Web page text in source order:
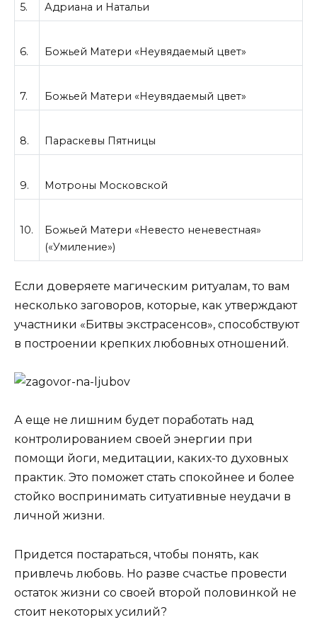
5. Адриана и Натальи
6. Божьей Матери «Неувядаемый цвет»
7. Божьей Матери «Неувядаемый цвет»
8. Параскевы Пятницы
9. Мотроны Московской
10.
Божьей Матери «Невесто неневестная»
(«Умиление»)
Если доверяете магическим ритуалам, то вам
несколько заговоров, которые, как утверждают
участники «Битвы экстрасенсов», способствуют
в построении крепких любовных отношений.
А еще не лишним будет поработать над
контролированием своей энергии при
помощи йоги, медитации, каких-то духовных
практик. Это поможет стать спокойнее и более
стойко воспринимать ситуативные неудачи в
личной жизни.
Придется постараться, чтобы понять, как
привлечь любовь. Но разве счастье провести
остаток жизни со своей второй половинкой не
стоит некоторых усилий?